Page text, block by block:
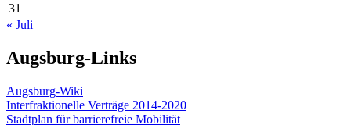
31
« Juli
Augsburg-Links
Augsburg-Wiki
Interfraktionelle Verträge 2014-2020
Stadtplan für barrierefreie Mobilität